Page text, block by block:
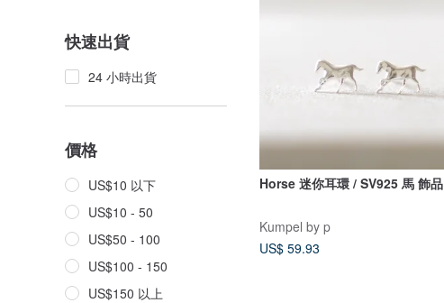
快速出貨
24 小時出貨
價格
US$10 以下
US$10 - 50
US$50 - 100
US$100 - 150
US$150 以上
Horse 迷你耳環 / SV925 馬 飾品
Kumpel by p
US$ 59.93